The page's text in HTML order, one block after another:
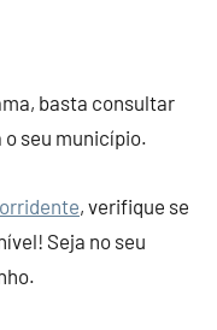
basta consultar
o seu município.
, verifique se
Seja no seu